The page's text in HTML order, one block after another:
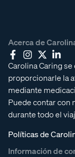
Acerca de
Carolina Caring
proporcionarle la
mediante
Puede contar con
durante todo el
Políticas de
Información de